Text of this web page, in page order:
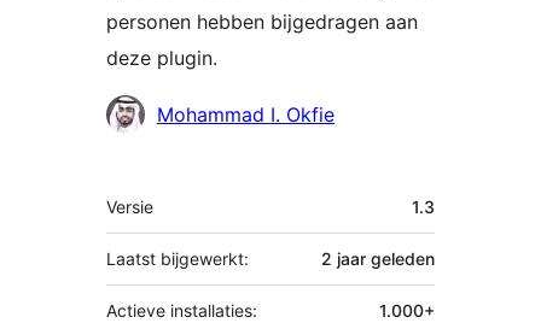
personen hebben bijgedragen aan
deze plugin.
BijdragersMohammad I. Okfie
Meta
Versie 1.3
Laatst bijgewerkt: 2 jaar geleden
Actieve installaties: 1.000+